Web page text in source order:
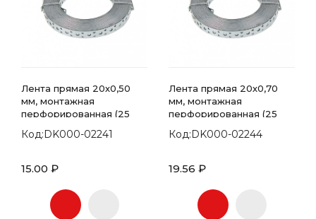
Лента прямая 20х0,50
мм, монтажная
перфорированная (25
Код:DK000-02241
15.00 ₽
Лента прямая 20х0,70
мм, монтажная
перфорированная (25
Код:DK000-02244
19.56 ₽